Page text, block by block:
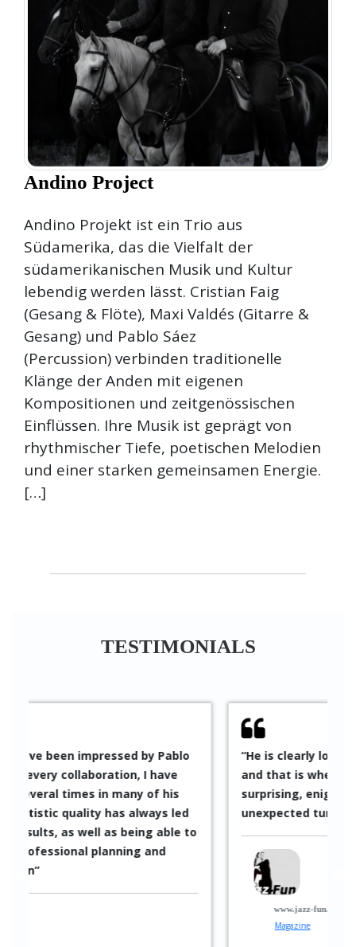
Andino Project
Andino Projekt ist ein Trio aus
Südamerika, das die Vielfalt der
südamerikanischen Musik und Kultur
lebendig werden lässt. Cristian Faig
(Gesang & Flöte), Maxi Valdés (Gitarre &
Gesang) und Pablo Sáez
(Percussion) verbinden traditionelle
Klänge der Anden mit eigenen
Kompositionen und zeitgenössischen
Einflüssen. Ihre Musik ist geprägt von
rhythmischer Tiefe, poetischen Melodien
und einer starken gemeinsamen Energie.
[…]
TESTIMONIALS
Pablo
his
led
able to
“He is clearly looking toward the future—
and that is where he places his music:
surprising, enigmatic, and full of
unexpected turns.”
Jacek Brun